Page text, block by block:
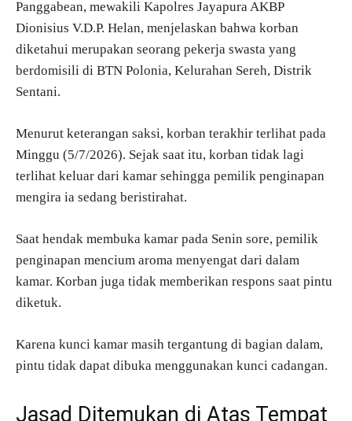
Panggabean, mewakili Kapolres Jayapura AKBP
Dionisius V.D.P. Helan, menjelaskan bahwa korban
diketahui merupakan seorang pekerja swasta yang
berdomisili di BTN Polonia, Kelurahan Sereh, Distrik
Sentani.
Menurut keterangan saksi, korban terakhir terlihat pada
Minggu (5/7/2026). Sejak saat itu, korban tidak lagi
terlihat keluar dari kamar sehingga pemilik penginapan
mengira ia sedang beristirahat.
Saat hendak membuka kamar pada Senin sore, pemilik
penginapan mencium aroma menyengat dari dalam
kamar. Korban juga tidak memberikan respons saat pintu
diketuk.
Karena kunci kamar masih tergantung di bagian dalam,
pintu tidak dapat dibuka menggunakan kunci cadangan.
Jasad Ditemukan di Atas Tempat